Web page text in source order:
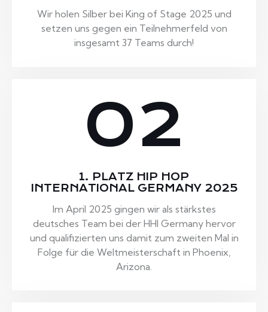
Wir holen Silber bei King of Stage 2025 und
setzen uns gegen ein Teilnehmerfeld von
insgesamt 37 Teams durch!
02
1. PLATZ HIP HOP
INTERNATIONAL GERMANY 2025
Im April 2025 gingen wir als stärkstes
deutsches Team bei der HHI Germany hervor
und qualifizierten uns damit zum zweiten Mal in
Folge für die Weltmeisterschaft in Phoenix,
Arizona.